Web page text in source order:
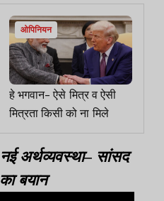
ओपिनियन
हे भगवान- ऐसे मित्र व ऐसी
मित्रता किसी को ना मिले
अर्थव्यवस्था– सांसद
बयान